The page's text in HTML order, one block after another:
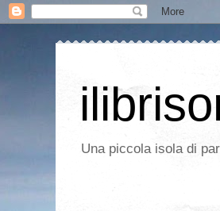
Una piccola isola di